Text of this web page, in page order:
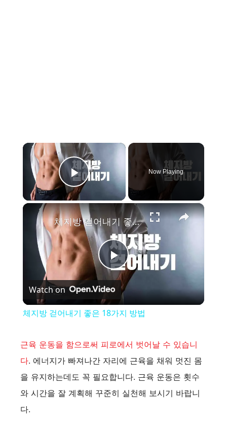
×
Play Video
Now Playing
×
P
y
V
체지방 걷어내기 좋은 18가지 방법
Watch on
체지방 걷어내기 좋은 18가지 방법
근육 운동을 함으로써 피로에서 벗어날 수 있습니
다. 에너지가 빠져나간 자리에 근육을 채워 멋진 몸
을 유지하는데도 꼭 필요합니다. 근육 운동은 횟수
와 시간을 잘 계획해 꾸준히 실천해 보시기 바랍니
다.